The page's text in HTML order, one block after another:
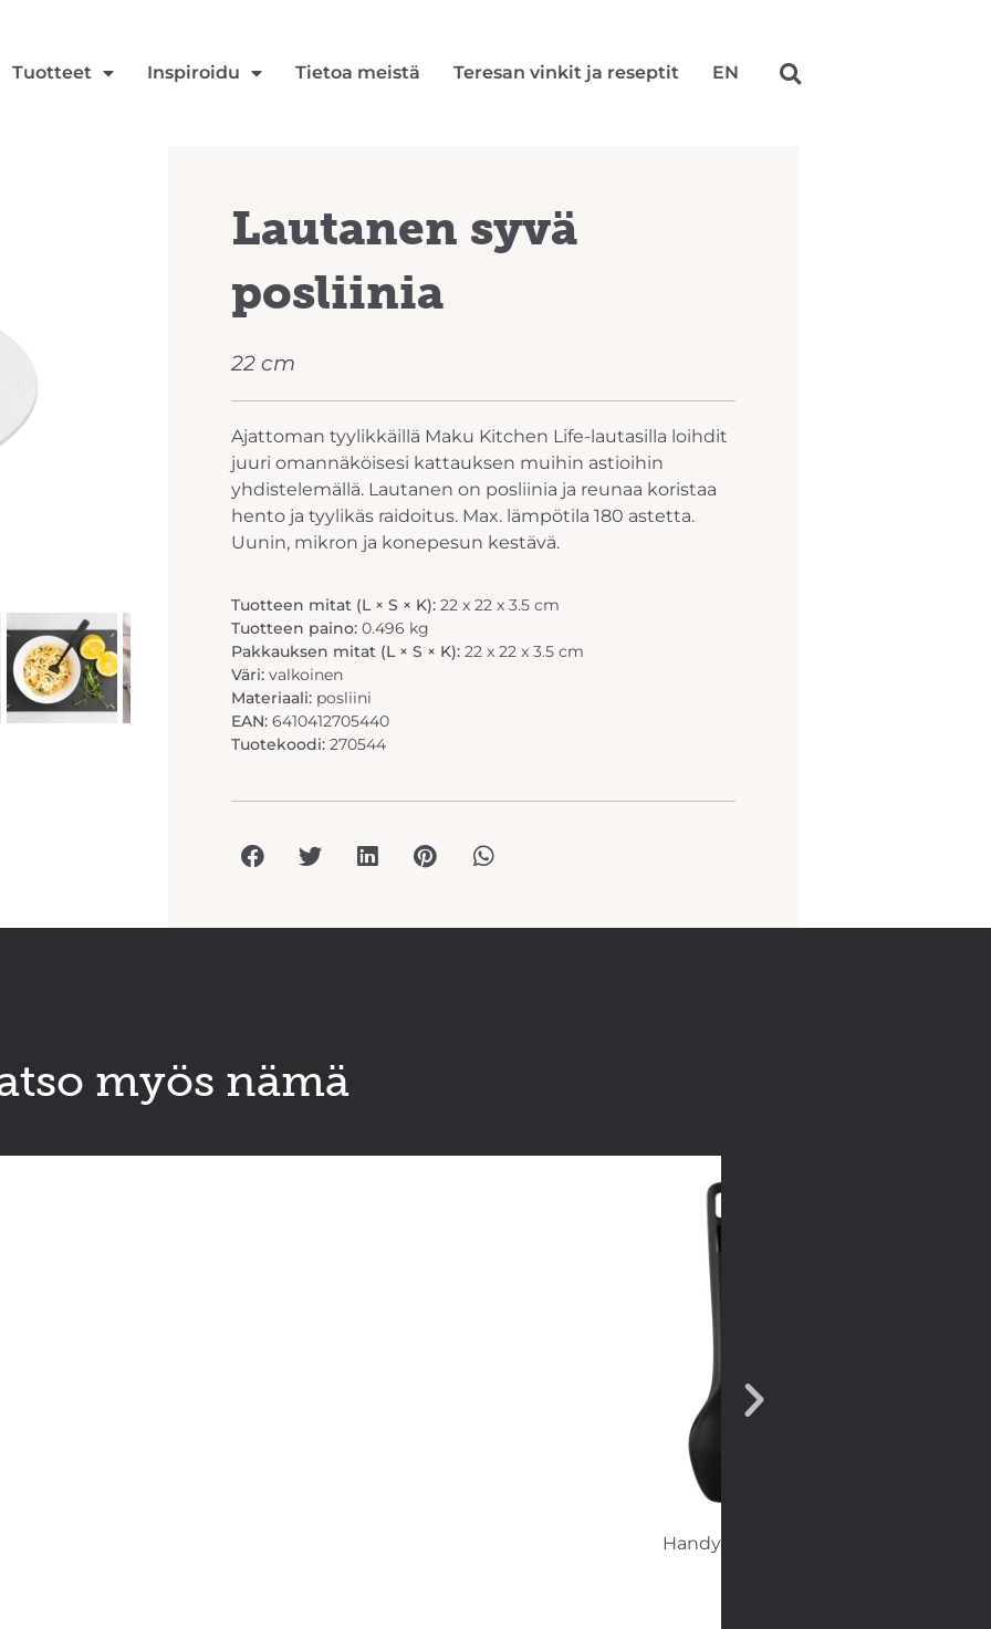
Tuotteet Inspiroidu Tietoa meistä Teresan vinkit ja reseptit EN
Lautanen syvä
posliinia
22 cm
Ajattoman tyylikkäillä Maku Kitchen Life-lautasilla loihdit
juuri omannäköisesi kattauksen muihin astioihin
yhdistelemällä. Lautanen on posliinia ja reunaa koristaa
hento ja tyylikäs raidoitus. Max. lämpötila 180 astetta.
Uunin, mikron ja konepesun kestävä.
Tuotteen mitat (L × S × K): 22 x 22 x 3.5 cm
Tuotteen paino: 0.496 kg
Pakkauksen mitat (L × S × K): 22 x 22 x 3.5 cm
Väri: valkoinen
Materiaali: posliini
EAN: 6410412705440
Tuotekoodi: 270544
myös nämä
Handy kauha